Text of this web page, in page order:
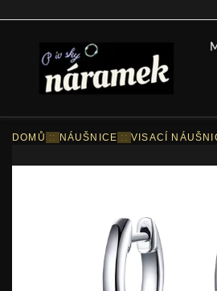
DOMŮ :: NÁUŠNICE ::VISACÍ